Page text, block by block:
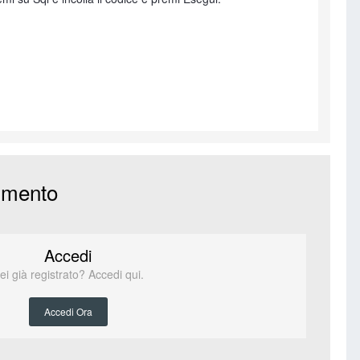
Accedi
già registrato? Accedi qui.
Accedi Ora